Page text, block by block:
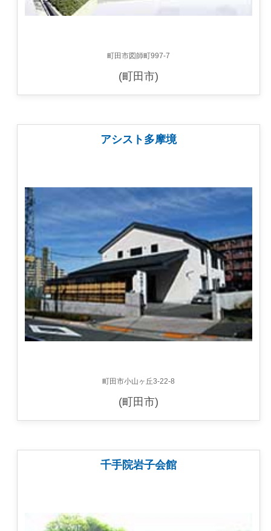
町田市図師町997-7
(町田市)
アシスト多摩境
町田市小山ヶ丘3-22-8
(町田市)
千手院岩子会館